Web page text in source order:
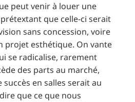
peut venir à louer une
que celle-ci serait
sans concession, voire
projet esthétique. On vante
se radicalise, rarement
des parts au marché,
en salles serait au
que ce que nous